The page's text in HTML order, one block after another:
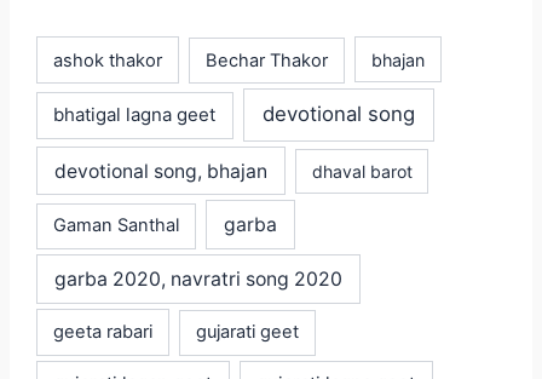
ashok thakor Bechar Thakor bhajan
bhatigal lagna geet devotional song
devotional song, bhajan dhaval barot
Gaman Santhal garba
garba 2020, navratri song 2020
geeta rabari gujarati geet